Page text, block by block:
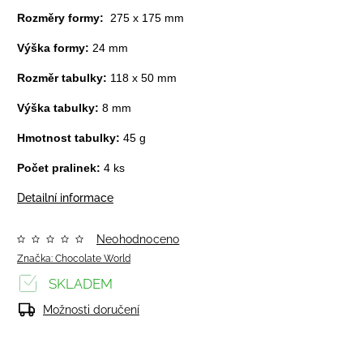
Rozměry formy: 275 x 175 mm
Výška formy: 24 mm
Rozměr tabulky: 118 x 50 mm
Výška tabulky: 8 mm
Hmotnost tabulky: 45 g
Počet pralinek: 4 ks
Detailní informace
Značka: Chocolate World
Neohodnoceno
SKLADEM
Možnosti doručení